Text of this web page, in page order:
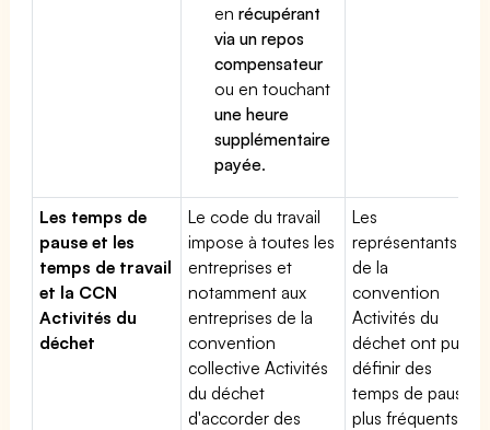
enrécupérant
via un repos
compensateur
ou en touchant
une heure
supplémentaire
payée.
Les temps de
pause et les
temps de travail
et la CCN
Activités du
déchet
Le code du travail
impose à toutes les
entreprises et
notamment aux
entreprises de la
convention
collective Activités
du déchet
d'accorder des
Les
représentants
de la
convention
Activités du
déchet ont pu
définir des
temps de pause
plus fréquents